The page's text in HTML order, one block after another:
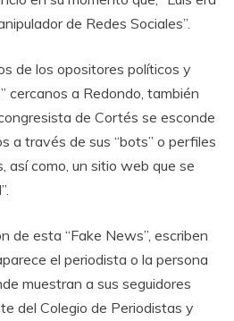
de Redes Sociales”.
de los opositores políticos y
cercanos a Redondo, también
de Cortés se esconde
a través de sus “bots” o perfiles
así como, un sitio web que se
de esta “Fake News”, escriben
el periodista o la persona
muestran a sus seguidores
del Colegio de Periodistas y